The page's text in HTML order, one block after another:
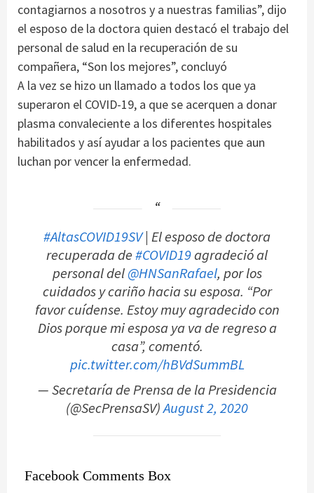
contagiarnos a nosotros y a nuestras familias”, dijo
el esposo de la doctora quien destacó el trabajo del
personal de salud en la recuperación de su
compañera, “Son los mejores”, concluyó
A la vez se hizo un llamado a todos los que ya
superaron el COVID-19, a que se acerquen a donar
plasma convaleciente a los diferentes hospitales
habilitados y así ayudar a los pacientes que aun
luchan por vencer la enfermedad.
#AltasCOVID19SV| El esposo de doctora
recuperada de#COVID19agradeció al
personal del@HNSanRafael, por los
cuidados y cariño hacia su esposa. “Por
favor cuídense. Estoy muy agradecido con
Dios porque mi esposa ya va de regreso a
casa”, comentó.
pic.twitter.com/hBVdSummBL
— Secretaría de Prensa de la Presidencia
(@SecPrensaSV)August 2, 2020
Facebook Comments Box